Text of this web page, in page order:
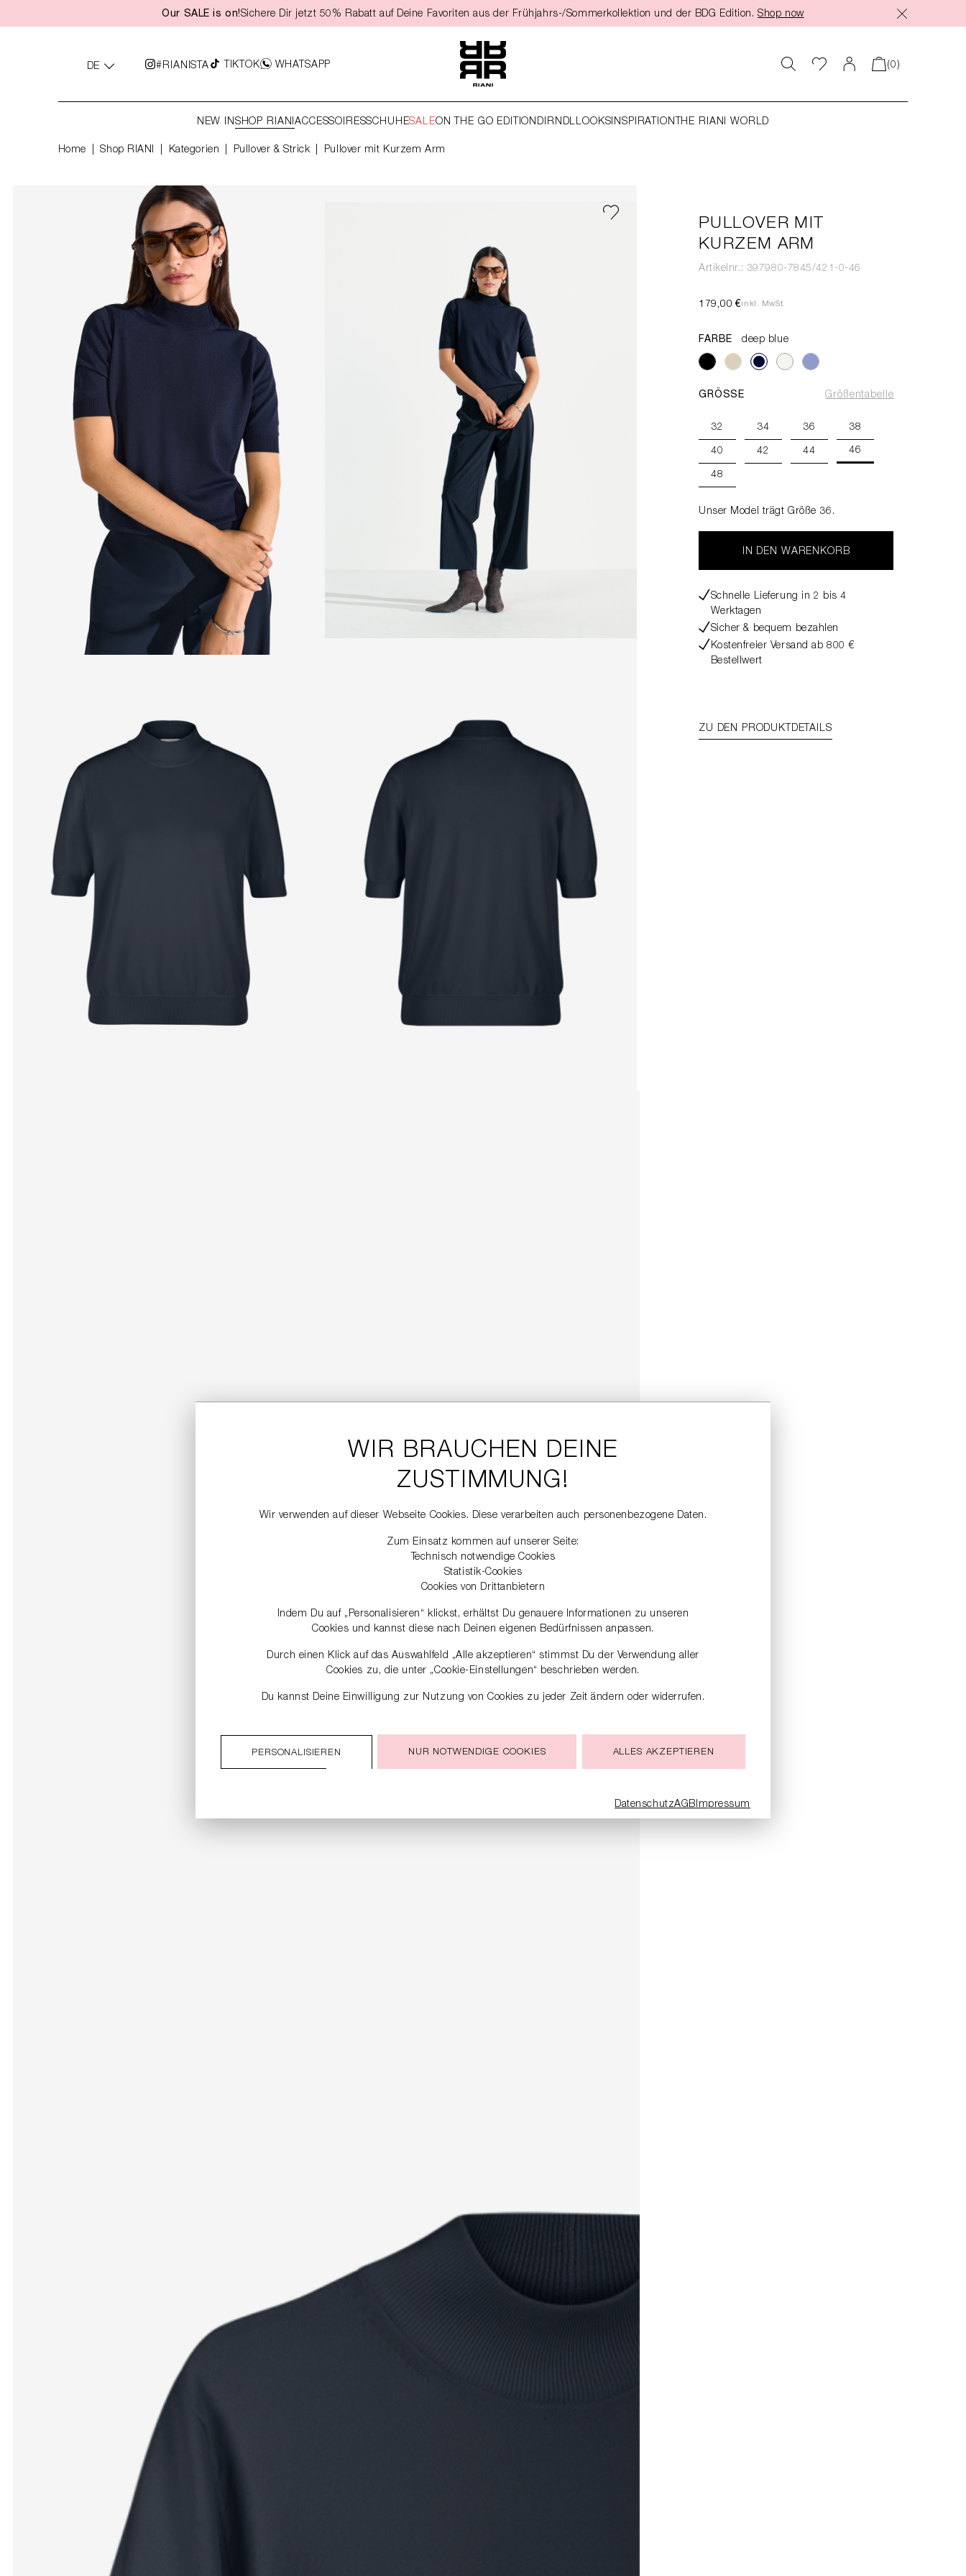
Zur Hauptnavigation springen
Our SALE is on!Sichere Dir jetzt 50% Rabatt auf Deine Favoriten aus der Frühjahrs-/Sommerkollektion und der BDG Edition. Shop now
DE #RIANISTA TIKTOK WHATSAPP (0)
NEW INSHOP RIANIACCESSOIRESSCHUHESALEON THE GO EDITION DIRNDLLOOKSINSPIRATION THE RIANI WORLD
Home Shop RIANI Kategorien Pullover & Strick Pullover mit Kurzem Arm
PULLOVER MIT
KURZEM ARM
Artikelnr.: 397980-7845/421-0-46
179,00 €inkl. MwSt.
FARBE deep blue
GRÖSSE Größentabelle
32 34 36 38
40 42 44 46
48
Unser Model trägt Größe 36.
IN DEN WARENKORB
Schnelle Lieferung in 2 bis 4
Werktagen
Sicher & bequem bezahlen
Kostenfreier Versand ab 800 €
Bestellwert
ZU DEN PRODUKTDETAILS
WIR BRAUCHEN DEINE
ZUSTIMMUNG!
Wir verwenden auf dieser Webseite Cookies. Diese verarbeiten auch personenbezogene Daten.
Zum Einsatz kommen auf unserer Seite:
Technisch notwendige Cookies
Statistik-Cookies
Cookies von Drittanbietern
Indem Du auf „Personalisieren“ klickst, erhältst Du genauere Informationen zu unseren
Cookies und kannst diese nach Deinen eigenen Bedürfnissen anpassen.
Durch einen Klick auf das Auswahlfeld „Alle akzeptieren“ stimmst Du der Verwendung aller
Cookies zu, die unter „Cookie-Einstellungen“ beschrieben werden.
Du kannst Deine Einwilligung zur Nutzung von Cookies zu jeder Zeit ändern oder widerrufen.
PERSONALISIEREN NUR NOTWENDIGE COOKIES ALLES AKZEPTIEREN
DatenschutzAGBImpressum